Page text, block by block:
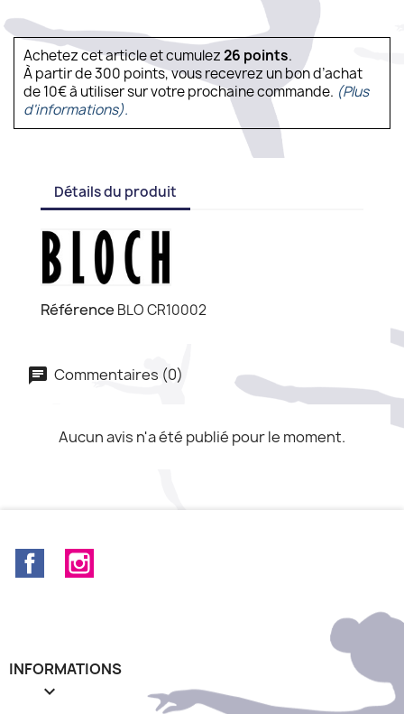
Achetez cet article et cumulez26 points.
À partir de 300 points, vous recevrez un bon d’achat
de 10€ à utiliser sur votre prochaine commande. (Plus
d'informations).
Détails du produit
Référence BLO CR10002
Commentaires (0)
Aucun avis n'a été publié pour le moment.
Facebook
INFORMATIONS
